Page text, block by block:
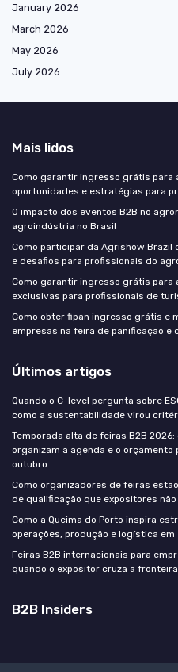
January 2026
March 2026
May 2026
July 2026
Mais lidos
Como garantir ingresso grátis para
oportunidades e estratégias para
O impacto dos eventos B2B no
agroindústria no Brasil
Como participar da Agrishow
e desafios para profissionais do
Como garantir ingresso grátis para
exclusivas para profissionais de
Como obter fipan ingresso grátis e
empresas na feira de panificação e
Últimos artigos
Quando o C-level pergunta sobre
como a sustentabilidade virou
Temporada alta de feiras B2B
organizam a agenda e o
outubro
Como organizadores de feiras
de qualificação que expositores
Como a Queima do Porto inspira
operações, produção e logística em
Feiras B2B internacionais para
quando o expositor cruza a fronteira
B2B Insiders